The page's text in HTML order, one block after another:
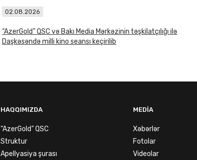
02.08.2026
“AzerGold” QSC və Bakı Media Mərkəzinin təşkilatçılığı ilə
Daşkəsəndə milli kino seansı keçirilib
HAQQIMIZDA
“AzerGold” QSC
Struktur
Apellyasiya şurası
MEDIA
Xəbərlər
Fotolar
Videolar